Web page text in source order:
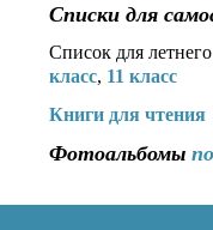
Списки для
Список для
класс, 11 класс
Книги для чтения
Фотоальбомы